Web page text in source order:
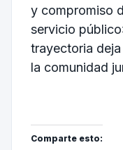
y compromiso
servicio
trayectoria
la comunidad
Comparte esto: